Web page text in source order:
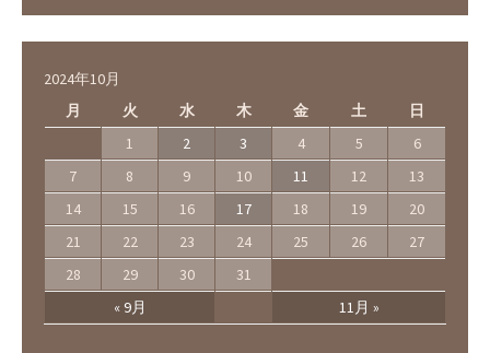
2024年10月
月
火 水 木 金 土 日
« 9月 11月 »
1 2 3 4 5
6
7
8 9 10 11 12
13
14
15 16 17 18 19
20
21
22 23 24 25 26
27
28
29 30 31